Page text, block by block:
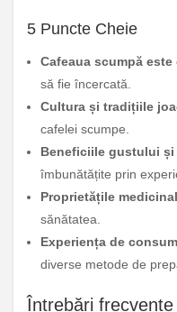
5 Puncte Cheie
Cafeaua scumpă
să fie încercată.
Cultura și tradițiile
cafelei scumpe.
Beneficiile gustului și
îmbunătățite prin
Proprietățile
sănătatea.
Experiența de consum
diverse metode de
Întrebări frecvente